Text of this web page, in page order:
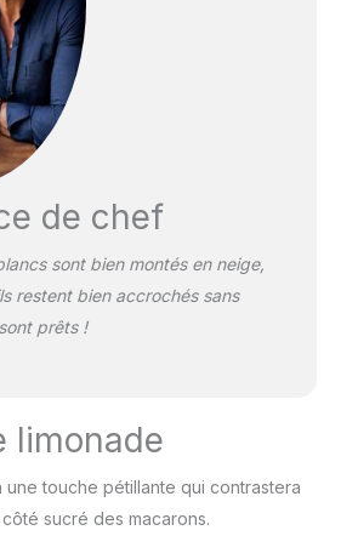
de chef
sont bien montés en neige,
restent bien accrochés sans
prêts !
limonade
une touche pétillante qui contrastera
sucré des macarons.